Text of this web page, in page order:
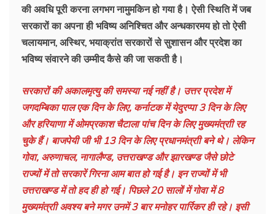
की अवधि पूरी करना लगभग नामुमकिन हो गया है। ऐसी स्थिति में जब
सरकारों का अपना ही भविष्य अनिश्चित और अन्धकारमय हो तो ऐसी
चलायमान, अस्थिर, भयाक्रांत सरकारों से सुशासन और प्रदेश का
भविष्य संवारने की उम्मीद कैसे की जा सकती है।
सरकारों की अकालमृत्यु की समस्या नई नहीं है। उत्तर प्रदेश में
जगदम्बिका पाल एक दिन के लिए, कर्नाटक में येदुरप्पा 3 दिन के लिए
और हरियाणा में ओमप्रकाश चैटाला पांच दिन के लिए मुख्यमंत्राी रह
चुके हैं। बाजपेयी जी भी 13 दिन के लिए प्रधानमंत्राी बने थे। लेकिन
गोवा, अरुणाचल, नागालैण्ड, उत्तराखण्ड और झारखण्ड जैसे छोटे
राज्यों में तो सरकारें गिरना आम बात हो गई है। इन राज्यों में भी
उत्तराखण्ड में तो हद ही हो गई। पिछले 20 सालों में गोवा में 8
मुख्यमंत्राी अवश्य बने मगर उनमें 3 बार मनोहर पार्रिकर ही रहे। इसी